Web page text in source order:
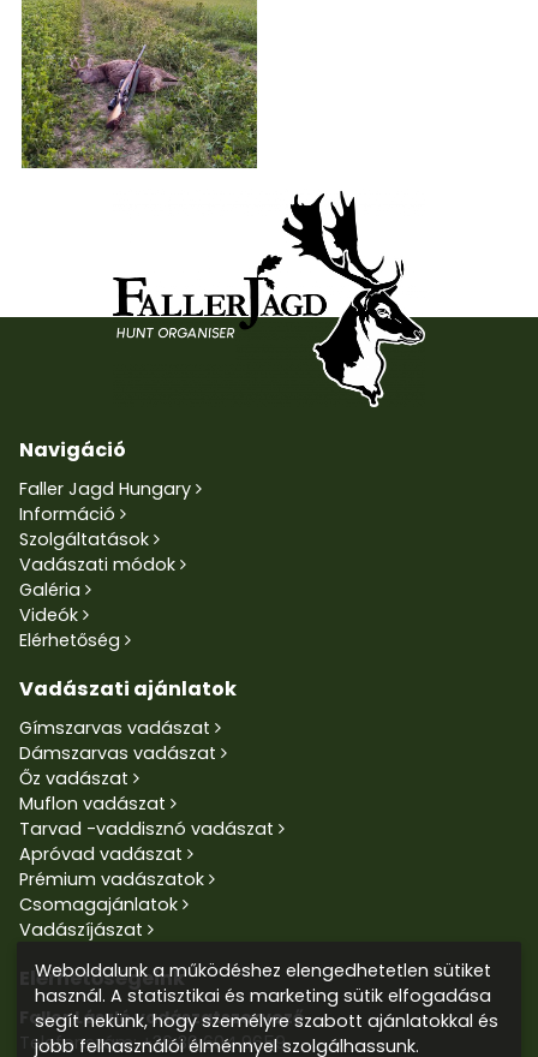
Navigáció
Faller Jagd Hungary
Információ
Szolgáltatások
Vadászati módok
Galéria
Videók
Elérhetőség
Vadászati ajánlatok
Gímszarvas vadászat
Dámszarvas vadászat
Őz vadászat
Muflon vadászat
Tarvad -vaddisznó vadászat
Apróvad vadászat
Prémium vadászatok
Csomagajánlatok
Vadászíjászat
Elérhetőségeink
Faller László vadászatszervező
Telefonszám:+36 30 604 9659
Weboldalunk a működéshez elengedhetetlen sütiket
használ. A statisztikai és marketing sütik elfogadása
segít nekünk, hogy személyre szabott ajánlatokkal és
jobb felhasználói élménnyel szolgálhassunk.